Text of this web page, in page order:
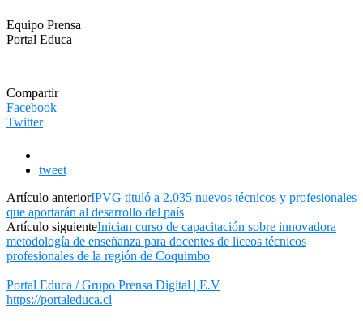
Equipo Prensa
Portal Educa
Compartir
Facebook
Twitter
tweet
Artículo anteriorIPVG tituló a 2.035 nuevos técnicos y profesionales
que aportarán al desarrollo del país
Artículo siguienteInician curso de capacitación sobre innovadora
metodología de enseñanza para docentes de liceos técnicos
profesionales de la región de Coquimbo
Portal Educa / Grupo Prensa Digital | E.V
https://portaleduca.cl